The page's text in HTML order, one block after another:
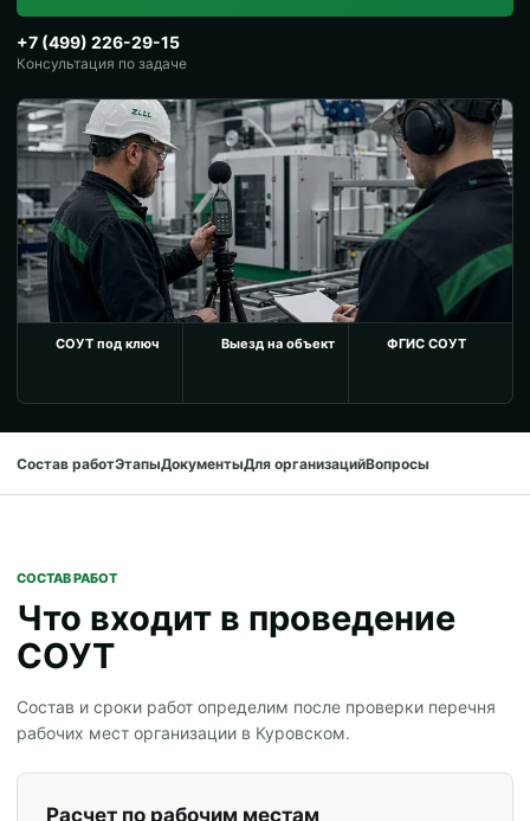
+7 (499) 226-29-15
Консультация по задаче
СОУТ под ключ Выезд на объект ФГИС СОУТ
Состав работЭтапыДокументыДля организацийВопросы
СОСТАВ РАБОТ
Что входит в проведение
СОУТ
Состав и сроки работ определим после проверки перечня
рабочих мест организации в Куровском.
Расчет по рабочим местам